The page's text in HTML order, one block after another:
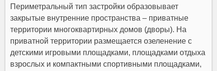
Периметральный тип застройки образовывает
закрытые внутренние пространства – приватные
территории многоквартирных домов (дворы). На
приватной территории размещается озеленение с
детскими игровыми площадками, площадками отдыха
взрослых и компактными спортивными площадками,